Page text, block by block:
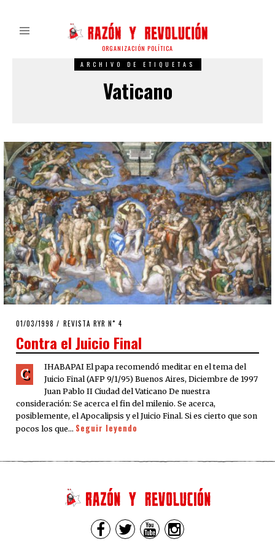
ORGANIZACIÓN POLÍTICA
ARCHIVO DE ETIQUETAS
Vaticano
POSTED
01/03/1998 12/04/2020
REVISTA RYR N˚ 4
Contra el Juicio Final
C
IHABAPAI El papa recomendó meditar en el tema del
Juicio Final (AFP 9/1/95) Buenos Aires, Diciembre de 1997
Juan Pablo II Ciudad del Vaticano De nuestra
consideración: Se acerca el fin del milenio. Se acerca,
posiblemente, el Apocalipsis y el Juicio Final. Si es cierto que son
pocos los que… Seguir leyendo